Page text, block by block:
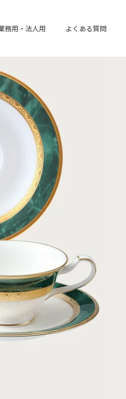
務用・法人用 よくある質問